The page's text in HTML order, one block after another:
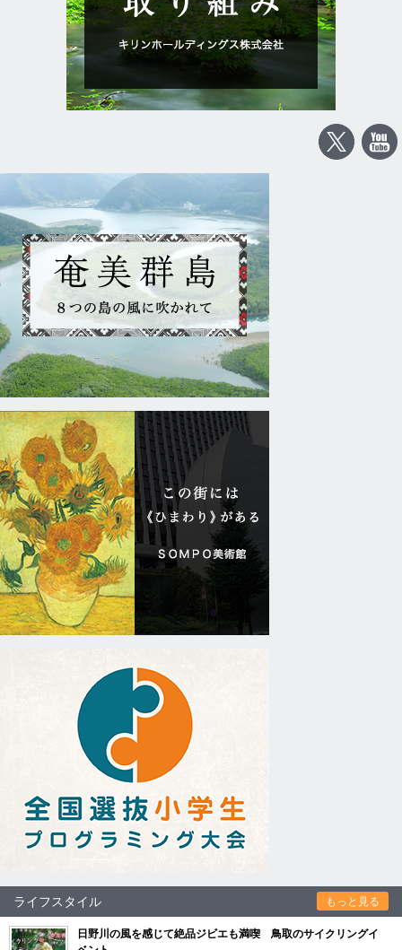
ライフスタイル もっと見る
日野川の風を感じて絶品ジビエも満喫 鳥取のサイクリングイ